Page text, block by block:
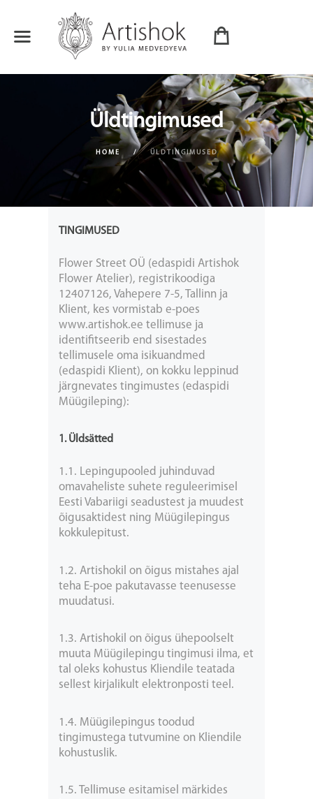
Üldtingimused
HOME ÜLDTINGIMUSED
TINGIMUSED
Flower Street OÜ (edaspidi Artishok
Flower Atelier), registrikoodiga
12407126, Vahepere 7-5, Tallinn ja
Klient, kes vormistab e-poes
www.artishok.ee tellimuse ja
identifitseerib end sisestades
tellimusele oma isikuandmed
(edaspidi Klient), on kokku leppinud
järgnevates tingimustes (edaspidi
Müügileping):
1. Üldsätted
1.1. Lepingupooled juhinduvad
omavaheliste suhete reguleerimisel
Eesti Vabariigi seadustest ja muudest
õigusaktidest ning Müügilepingus
kokkulepitust.
1.2. Artishokil on õigus mistahes ajal
teha E-poe pakutavasse teenusesse
muudatusi.
1.3. Artishokil on õigus ühepoolselt
muuta Müügilepingu tingimusi ilma, et
tal oleks kohustus Kliendile teatada
sellest kirjalikult elektronposti teel.
1.4. Müügilepingus toodud
tingimustega tutvumine on Kliendile
kohustuslik.
1.5. Tellimuse esitamisel märkides